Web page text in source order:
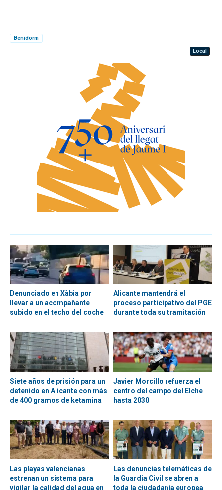
Benidorm
Local
Denunciado en Xàbia por
llevar a un acompañante
subido en el techo del coche
Alicante mantendrá el
proceso participativo del PGE
durante toda su tramitación
Siete años de prisión para un
detenido en Alicante con más
de 400 gramos de ketamina
Javier Morcillo refuerza el
centro del campo del Elche
hasta 2030
Las playas valencianas
estrenan un sistema para
vigilar la calidad del agua en
Las denuncias telemáticas de
la Guardia Civil se abren a
toda la ciudadanía europea